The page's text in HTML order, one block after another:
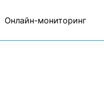
Онлайн-мониторинг